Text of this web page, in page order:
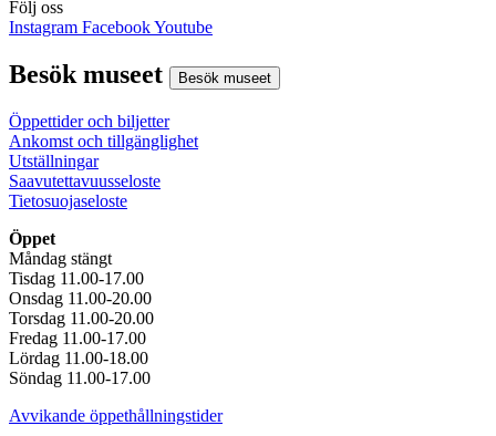
Följ oss
Instagram FacebookYoutube
Besök museet Besök museet
Öppettider och biljetter
Ankomst och tillgänglighet
Utställningar
Saavutettavuusseloste
Tietosuojaseloste
Öppet
Måndag stängt
Tisdag 11.00-17.00
Onsdag 11.00-20.00
Torsdag 11.00-20.00
Fredag 11.00-17.00
Lördag 11.00-18.00
Söndag 11.00-17.00
Avvikande öppethållningstider